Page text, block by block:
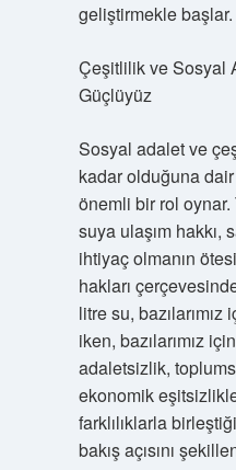
geliştirmekle başlar.
Çeşitlilik ve Sosyal
Güçlüyüz
Sosyal adalet ve
kadar olduğuna dair
önemli bir rol
suya ulaşım hakkı,
ihtiyaç olmanın
hakları
litre su,
iken, bazılarımız
adaletsizlik,
ekonomik
farklılıklarla
bakış açısını